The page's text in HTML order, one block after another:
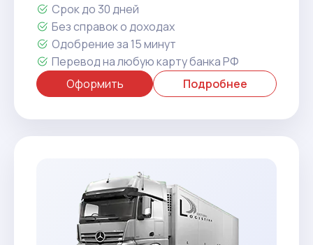
Срок до 30 дней
Без справок о доходах
Одобрение за 15 минут
Перевод на любую карту банка РФ
Оформить
Подробнее